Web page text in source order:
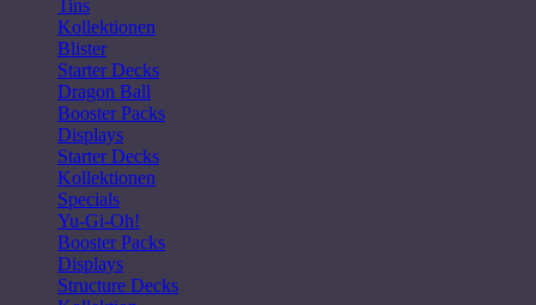
Tins
Kollektionen
Blister
Starter Decks
Dragon Ball
Booster Packs
Displays
Starter Decks
Kollektionen
Specials
Yu-Gi-Oh!
Booster Packs
Displays
Structure Decks